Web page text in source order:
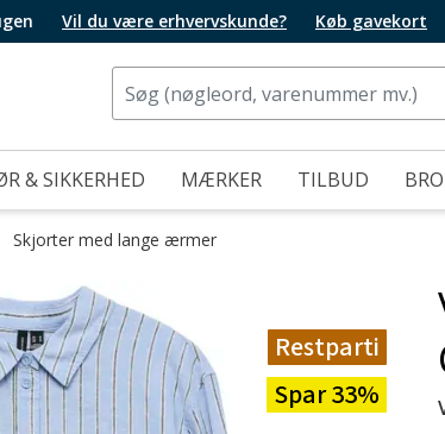
Vil du være erhvervskunde? Køb gavekort
& SIKKERHED MÆRKER TILBUD
Skjorter med lange ærmer
Restparti
Spar 33%